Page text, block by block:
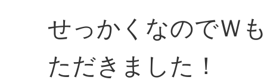
せっかくなのでＷ
ただきました！